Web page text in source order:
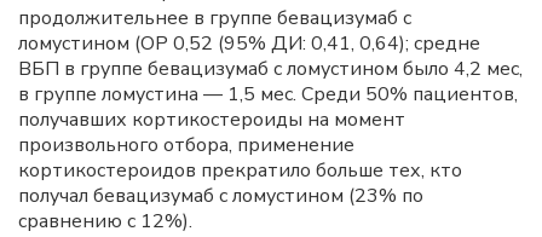
продолжительнее в группе бевацизумаб с
ломустином (ОР 0,52 (95% ДИ: 0,41, 0,64); средне
ВБП в группе бевацизумаб с ломустином было 4,2 мес,
в группе ломустина — 1,5 мес. Среди 50% пациентов,
получавших кортикостероиды на момент
произвольного отбора, применение
кортикостероидов прекратило больше тех, кто
получал бевацизумаб с ломустином (23% по
сравнению с 12%).